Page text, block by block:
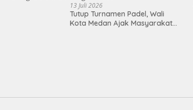
13 Juli 2026
Tutup Turnamen Padel, Wali
Kota Medan Ajak Masyarakat